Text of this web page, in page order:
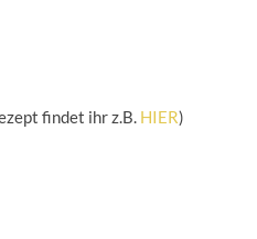
findet ihr z.B. HIER)